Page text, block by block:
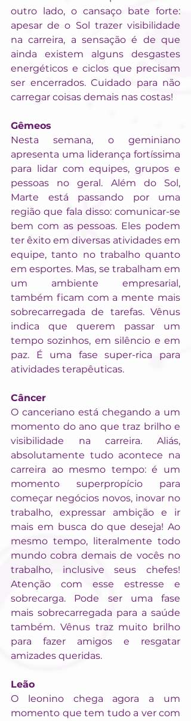
outro lado, o cansaço bate forte:
apesar de o Sol trazer visibilidade
na carreira, a sensação é de que
ainda existem alguns desgastes
energéticos e ciclos que precisam
ser encerrados. Cuidado para não
carregar coisas demais nas costas!
Gêmeos
Nesta semana, o geminiano
apresenta uma liderança fortíssima
para lidar com equipes, grupos e
pessoas no geral. Além do Sol,
Marte está passando por uma
região que fala disso: comunicar-se
bem com as pessoas. Eles podem
ter êxito em diversas atividades em
equipe, tanto no trabalho quanto
em esportes. Mas, se trabalham em
um ambiente empresarial,
também ficam com a mente mais
sobrecarregada de tarefas. Vênus
indica que querem passar um
tempo sozinhos, em silêncio e em
paz. É uma fase super-rica para
atividades terapêuticas.
Câncer
O canceriano está chegando a um
momento do ano que traz brilho e
visibilidade na carreira. Aliás,
absolutamente tudo acontece na
carreira ao mesmo tempo: é um
momento superpropício para
começar negócios novos, inovar no
trabalho, expressar ambição e ir
mais em busca do que deseja! Ao
mesmo tempo, literalmente todo
mundo cobra demais de vocês no
trabalho, inclusive seus chefes!
Atenção com esse estresse e
sobrecarga. Pode ser uma fase
mais sobrecarregada para a saúde
também. Vênus traz muito brilho
para fazer amigos e resgatar
amizades queridas.
Leão
O leonino chega agora a um
momento que tem tudo a ver com